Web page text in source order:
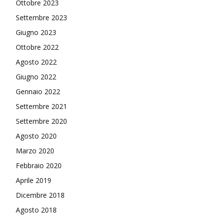
Ottobre 2023
Settembre 2023
Giugno 2023
Ottobre 2022
Agosto 2022
Giugno 2022
Gennaio 2022
Settembre 2021
Settembre 2020
Agosto 2020
Marzo 2020
Febbraio 2020
Aprile 2019
Dicembre 2018
Agosto 2018